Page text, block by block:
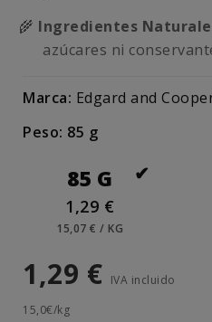
🌾 Ingredientes
azúcares ni
Marca: Edgard and
Peso: 85 g
85 G
1,29 €
15,07 € / KG
1,29 € IVA incluido
15,0€/kg